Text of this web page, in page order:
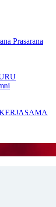
Prasarana